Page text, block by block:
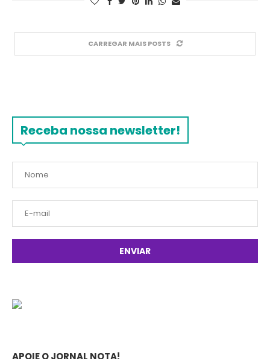
CARREGAR MAIS POSTS
Receba nossa newsletter!
APOIE O JORNAL NOTA!